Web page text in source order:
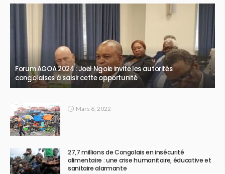
Forum AGOA 2024 : Joël Ngoie invite les autorités
congolaises à saisir cette opportunité
Mars 6, 2022
27,7 millions de Congolais en insécurité
alimentaire : une crise humanitaire, éducative et
sanitaire alarmante